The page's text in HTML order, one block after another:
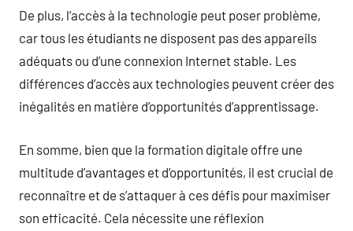
De plus, l’accès à la technologie peut poser problème,
car tous les étudiants ne disposent pas des appareils
adéquats ou d’une connexion Internet stable. Les
différences d’accès aux technologies peuvent créer des
inégalités en matière d’opportunités d’apprentissage.
En somme, bien que la formation digitale offre une
multitude d’avantages et d’opportunités, il est crucial de
reconnaître et de s’attaquer à ces défis pour maximiser
son efficacité. Cela nécessite une réflexion